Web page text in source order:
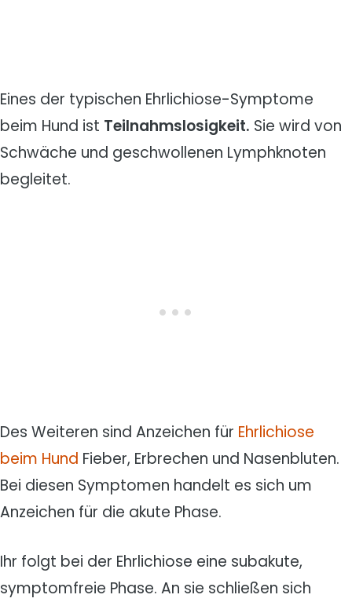
Eines der typischen Ehrlichiose-Symptome
beim Hund ist Teilnahmslosigkeit. Sie wird von
Schwäche und geschwollenen Lymphknoten
begleitet.
Des Weiteren sind Anzeichen für Ehrlichiose
beim Hund Fieber, Erbrechen und Nasenbluten.
Bei diesen Symptomen handelt es sich um
Anzeichen für die akute Phase.
Ihr folgt bei der Ehrlichiose eine subakute,
symptomfreie Phase. An sie schließen sich